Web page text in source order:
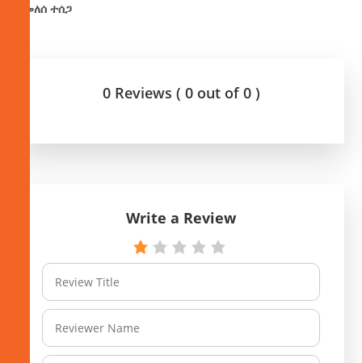
በመለሰ ተሰጋ
0 Reviews ( 0 out of 0 )
Write a Review